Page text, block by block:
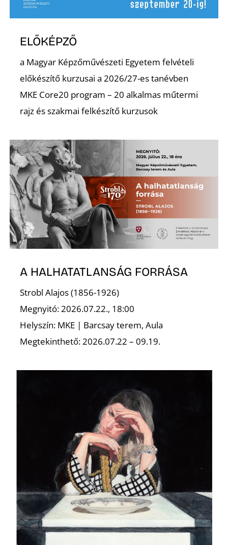
ELŐKÉPZŐ
a Magyar Képzőművészeti Egyetem felvételi
előkészítő kurzusai a 2026/27-es tanévben
MKE Core20 program – 20 alkalmas műtermi
rajz és szakmai felkészítő kurzusok
A HALHATATLANSÁG FORRÁSA
Strobl Alajos (1856-1926)
Megnyitó: 2026.07.22., 18:00
Helyszín: MKE | Barcsay terem, Aula
Megtekinthető: 2026.07.22 – 09.19.